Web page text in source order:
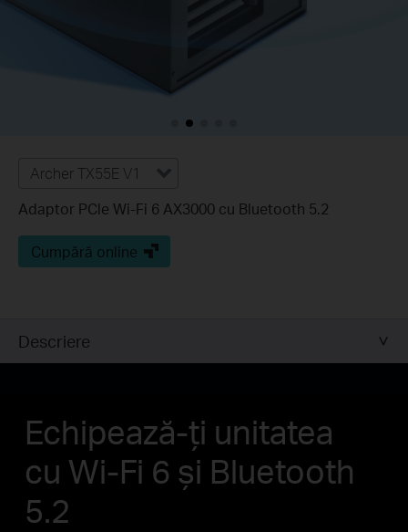
Archer TX55E V1
Adaptor PCle Wi-Fi 6 AX3000 cu Bluetooth 5.2
Cumpără online
Descriere
Echipează-ți unitatea
cu Wi-Fi 6 și Bluetooth
5.2